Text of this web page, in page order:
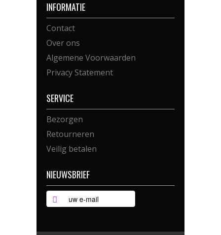
INFORMATIE
Contact
Over ons
Algemene Voorwaarden
Privacy Statement
SERVICE
Bezorgen
Retourneren
Veilig betalen
NIEUWSBRIEF